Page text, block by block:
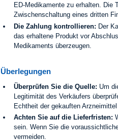
ED-Medikamente zu erhalten. Die
Zwischenschaltung eines dritten
Die Zahlung kontrollieren: Der
das erhaltene Produkt vor
Medikaments überzeugen.
Überlegungen
Überprüfen Sie die Quelle: Um
Legitimität des Verkäufers
Echtheit der gekauften Arzneimittel
Achten Sie auf die Lieferfristen:
sein. Wenn Sie die
vermeiden.